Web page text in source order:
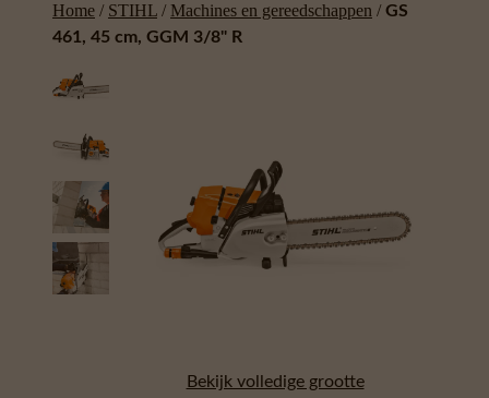
Home / STIHL / Machines en gereedschappen / GS
461, 45 cm, GGM 3/8" R
Bekijk volledige grootte